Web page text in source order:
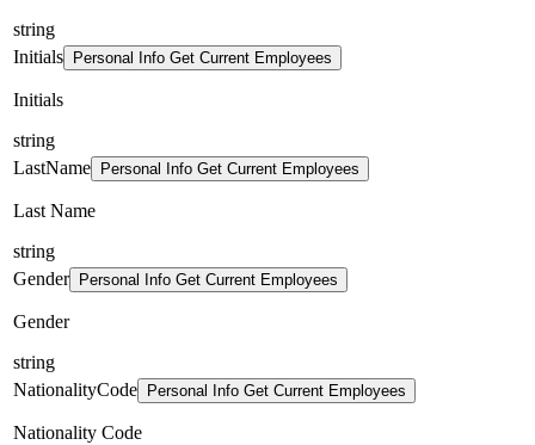
string
Initials
Personal Info Get Current Employees
Initials
string
LastName
Personal Info Get Current Employees
Last Name
string
Gender
Personal Info Get Current Employees
Gender
string
NationalityCode
Personal Info Get Current Employees
Nationality Code